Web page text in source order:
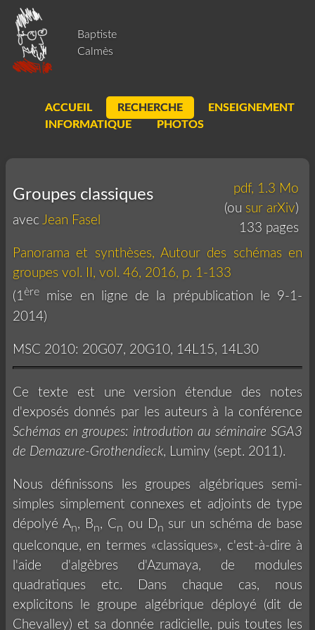
Baptiste
Calmès
ACCUEIL RECHERCHE
ENSEIGNEMENT
INFORMATIQUE
PHOTOS
Groupes classiques
pdf, 1.3 Mo
(ou sur arXiv)
133 pages
avec Jean Fasel
Panorama et synthèses, Autour des schémas en
groupes vol. II, vol. 46, 2016, p. 1-133
(1ère mise en ligne de la prépublication le 9-1-
2014)
MSC 2010: 20G07, 20G10, 14L15, 14L30
Ce texte est une version étendue des notes
d'exposés donnés par les auteurs à la conférence
Schémas en groupes: introdution au séminaire SGA3
de Demazure-Grothendieck, Luminy (sept. 2011).
Nous définissons les groupes algébriques semi-
simples simplement connexes et adjoints de type
dépolyé An, Bn, Cn ou Dn sur un schéma de base
quelconque, en termes «classiques», c'est-à-dire à
l'aide d'algèbres d'Azumaya, de modules
quadratiques etc. Dans chaque cas, nous
explicitons le groupe algébrique déployé (dit de
Chevalley) et sa donnée radicielle, puis toutes les